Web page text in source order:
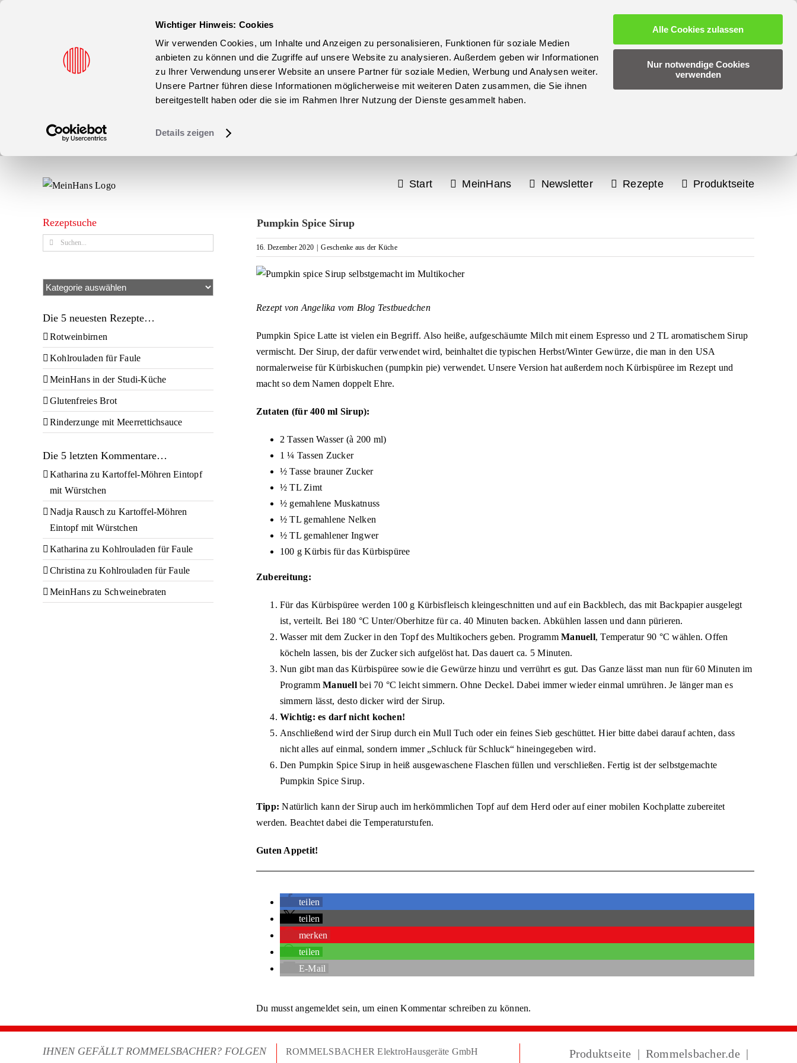
Wichtiger Hinweis: Cookies
Wir verwenden Cookies, um Inhalte und Anzeigen zu personalisieren, Funktionen für soziale Medien
anbieten zu können und die Zugriffe auf unsere Website zu analysieren. Außerdem geben wir Informationen
zu Ihrer Verwendung unserer Website an unsere Partner für soziale Medien, Werbung und Analysen weiter.
Unsere Partner führen diese Informationen möglicherweise mit weiteren Daten zusammen, die Sie ihnen
bereitgestellt haben oder die sie im Rahmen Ihrer Nutzung der Dienste gesammelt haben.
Details zeigen
Alle Cookies zulassen
Nur notwendige Cookies
verwenden
Start MeinHans Newsletter Rezepte Produktseite
Pumpkin Spice Sirup
16. Dezember 2020 Geschenke aus der Küche
Zeige
Bild
Rezept von Angelika vom Blog Testbuedchen
Pumpkin Spice Latte ist vielen ein Begriff. Also heiße, aufgeschäumte Milch mit einem Espresso und 2 TL aromatischem Sirup
vermischt. Der Sirup, der dafür verwendet wird, beinhaltet die typischen Herbst/Winter Gewürze, die man in den USA
normalerweise für Kürbiskuchen (pumpkin pie) verwendet. Unsere Version hat außerdem noch Kürbispüree im Rezept und
macht so dem Namen doppelt Ehre.
Zutaten (für 400 ml Sirup):
2 Tassen Wasser (à 200 ml)
1 ¼ Tassen Zucker
½ Tasse brauner Zucker
½ TL Zimt
½ gemahlene Muskatnuss
½ TL gemahlene Nelken
½ TL gemahlener Ingwer
100 g Kürbis für das Kürbispüree
Zubereitung:
Für das Kürbispüree werden 100 g Kürbisfleisch kleingeschnitten und auf ein Backblech, das mit Backpapier ausgelegt
ist, verteilt. Bei 180 °C Unter/Oberhitze für ca. 40 Minuten backen. Abkühlen lassen und dann pürieren.
Wasser mit dem Zucker in den Topf des Multikochers geben. ProgrammManuell, Temperatur 90 °C wählen. Offen
köcheln lassen, bis der Zucker sich aufgelöst hat. Das dauert ca. 5 Minuten.
Nun gibt man das Kürbispüree sowie die Gewürze hinzu und verrührt es gut. Das Ganze lässt man nun für 60 Minuten im
ProgrammManuellbei 70 °C leicht simmern. Ohne Deckel. Dabei immer wieder einmal umrühren. Je länger man es
simmern lässt, desto dicker wird der Sirup.
Wichtig: es darf nicht kochen!
Anschließend wird der Sirup durch ein Mull Tuch oder ein feines Sieb geschüttet. Hier bitte dabei darauf achten, dass
nicht alles auf einmal, sondern immer „Schluck für Schluck“ hineingegeben wird.
Den Pumpkin Spice Sirup in heiß ausgewaschene Flaschen füllen und verschließen. Fertig ist der selbstgemachte
Pumpkin Spice Sirup.
Tipp: Natürlich kann der Sirup auch im herkömmlichen Topf auf dem Herd oder auf einer mobilen Kochplattezubereitet
werden. Beachtet dabei die Temperaturstufen.
Guten Appetit!
teilen
teilen
merken
teilen
E-Mail
Du musstangemeldet sein, um einen Kommentar schreiben zu können.
Rezeptsuche
Suche
Kategorien
Die 5 neuesten Rezepte…
Rotweinbirnen
Kohlrouladen für Faule
MeinHans in der Studi-Küche
Glutenfreies Brot
Rinderzunge mit Meerrettichsauce
Die 5 letzten Kommentare…
Katharina zuKartoffel-Möhren Eintopf
mit Würstchen
Nadja Rausch zu Kartoffel-Möhren
Eintopf mit Würstchen
Katharina zuKohlrouladen für Faule
Christina zuKohlrouladen für Faule
MeinHanszu Schweinebraten
IHNEN GEFÄLLT ROMMELSBACHER? FOLGEN
ROMMELSBACHER ElektroHausgeräte GmbH
Produktseite Rommelsbacher.de